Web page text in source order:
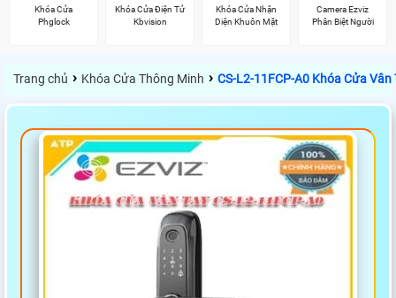
Khóa Cửa
Phglock
Khóa Cửa Điện Tử
Kbvision
Khóa Cửa Nhận
Diện Khuôn Mặt
Camera Ezviz
Phân Biệt Người
Trang chủ › Khóa Cửa Thông Minh › CS-L2-11FCP-A0 Khóa Cửa Vân